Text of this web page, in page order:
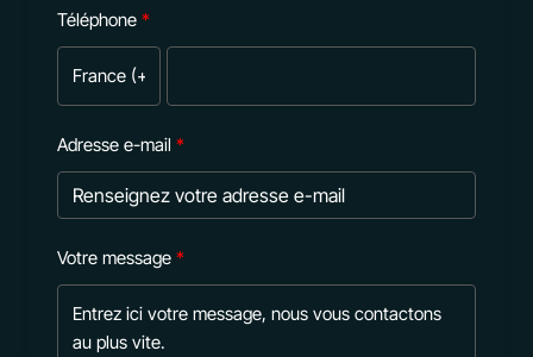
Téléphone
Adresse e-mail
Votre message